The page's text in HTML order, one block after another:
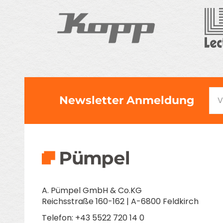
Newsletter Anmeldung
A. Pümpel GmbH & Co.KG
Reichsstraße 160-162 | A-6800 Feldkirch
Telefon: +43 5522 720 14 0